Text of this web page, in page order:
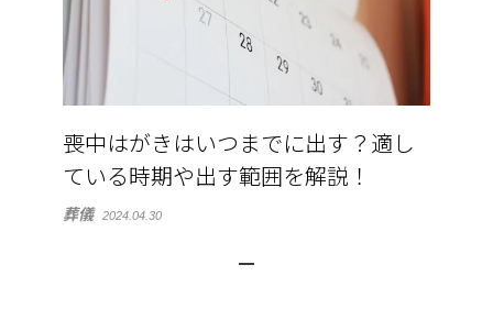
喪中はがきはいつまでに出す？適し
ている時期や出す範囲を解説！
葬儀 2024.04.30